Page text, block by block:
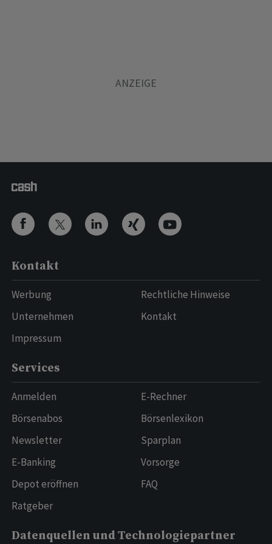
Kontakt
Werbung
Unternehmen
Impressum
Rechtliche Hinweise
Kontakt
Services
Anmelden
Börsenabos
Newsletter
E-Banking
Depot eröffnen
Ratgeber
E-Rechner
Börsenlexikon
Sparplan
Vorsorge
FAQ
Datenquellen und Technologiepartner